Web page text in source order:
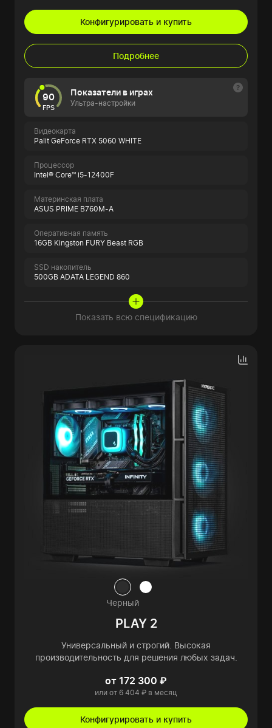
Конфигурировать и купить
Подробнее
90
FPS
Показатели в играх
Ультра-настройки
Видеокарта
Palit GeForce RTX 5060 WHITE
Процессор
Intel® Core™ i5-12400F
Материнская плата
ASUS PRIME B760M-A
Оперативная память
16GB Kingston FURY Beast RGB
SSD накопитель
500GB ADATA LEGEND 860
Показать всю спецификацию
Черный
PLAY 2
Универсальный и строгий. Высокая
производительность для решения любых задач.
от 172 300 ₽
или от 6 404 ₽ в месяц
Конфигурировать и купить